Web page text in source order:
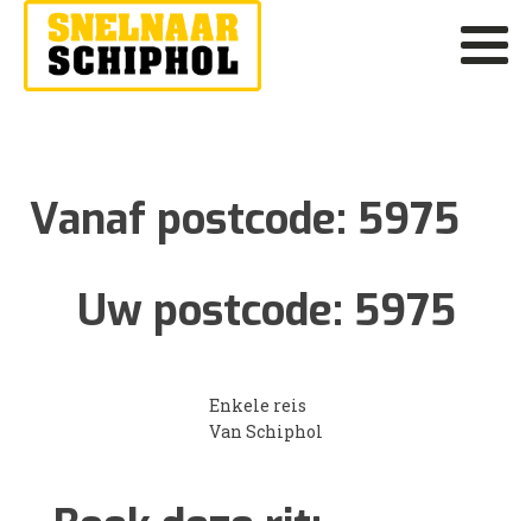
Vanaf postcode: 5975
Uw postcode: 5975
Enkele reis
Van Schiphol